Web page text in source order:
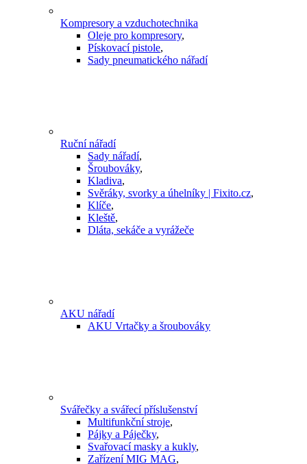
Kompresory a vzduchotechnika
Oleje pro kompresory,
Pískovací pistole,
Sady pneumatického nářadí
Ruční nářadí
Sady nářadí,
Šroubováky,
Kladiva,
Svěráky, svorky a úhelníky | Fixito.cz,
Klíče,
Kleště,
Dláta, sekáče a vyrážeče
AKU nářadí
AKU Vrtačky a šroubováky
Svářečky a svářecí příslušenství
Multifunkční stroje,
Pájky a Páječky,
Svařovací masky a kukly,
Zařízení MIG MAG,